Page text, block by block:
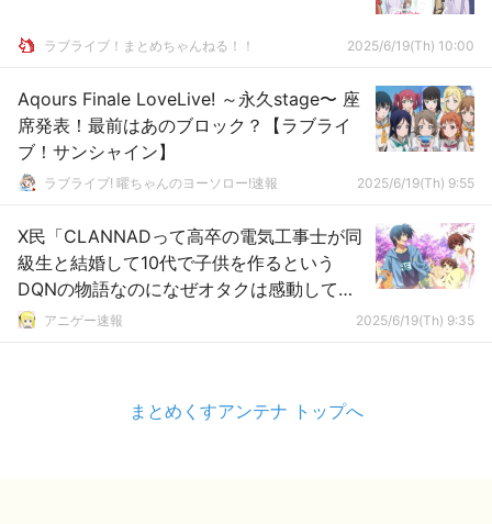
ラブライブ！まとめちゃんねる！！ 2025/6/19(Th) 10:00
Aqours Finale LoveLive! ～永久stage〜 座
席発表！最前はあのブロック？【ラブライ
ブ！サンシャイン】
ラブライブ! 曜ちゃんのヨーソロー!速報 2025/6/19(Th) 9:55
X民「CLANNADって高卒の電気工事士が同
級生と結婚して10代で子供を作るという
DQNの物語なのになぜオタクは感動してた
のか不思議」
アニゲー速報 2025/6/19(Th) 9:35
まとめくすアンテナ トップへ